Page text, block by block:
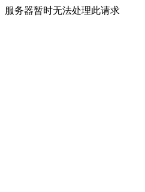
服务器暂时无法处理此请求